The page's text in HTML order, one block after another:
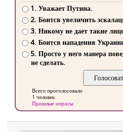
1. Уважает Путина.
2. Боится увеличить
3. Никому не дает такие
4. Боится нападения
5. Просто у него манера
не сделать.
Всего проголосовало
1 человек
Прошлые опросы